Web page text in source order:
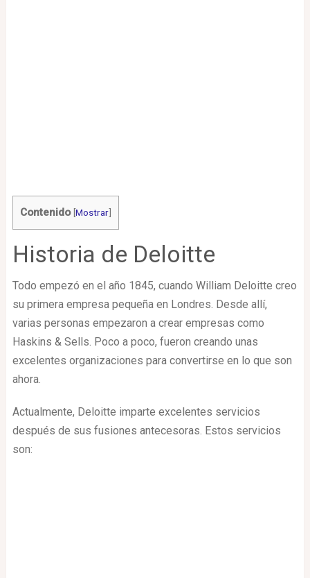
Contenido [Mostrar]
Historia de Deloitte
Todo empezó en el año 1845, cuando William Deloitte creo
su primera empresa pequeña en Londres. Desde allí,
varias personas empezaron a crear empresas como
Haskins & Sells. Poco a poco, fueron creando unas
excelentes organizaciones para convertirse en lo que son
ahora.
Actualmente, Deloitte imparte excelentes servicios
después de sus fusiones antecesoras. Estos servicios
son: